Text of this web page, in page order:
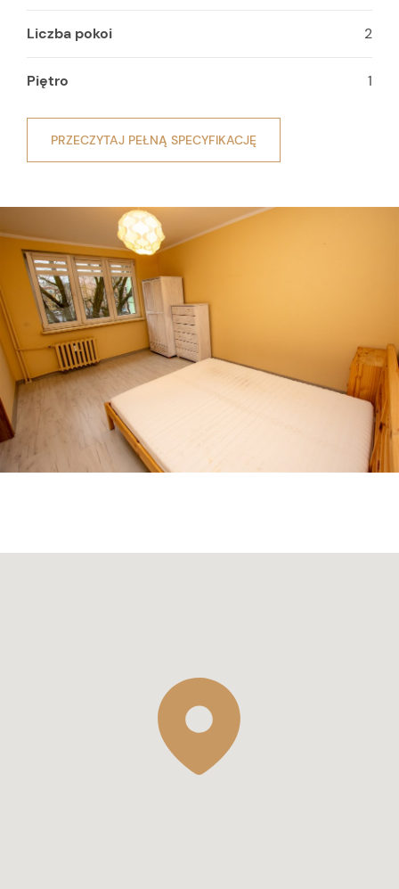
Liczba pokoi 2
Piętro 1
PRZECZYTAJ PEŁNĄ SPECYFIKACJĘ